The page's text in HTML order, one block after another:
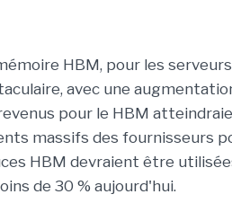
HBM, pour les
avec une
pour le HBM
massifs des fournisseurs
HBM devraient être
de 30 % aujourd'hui.